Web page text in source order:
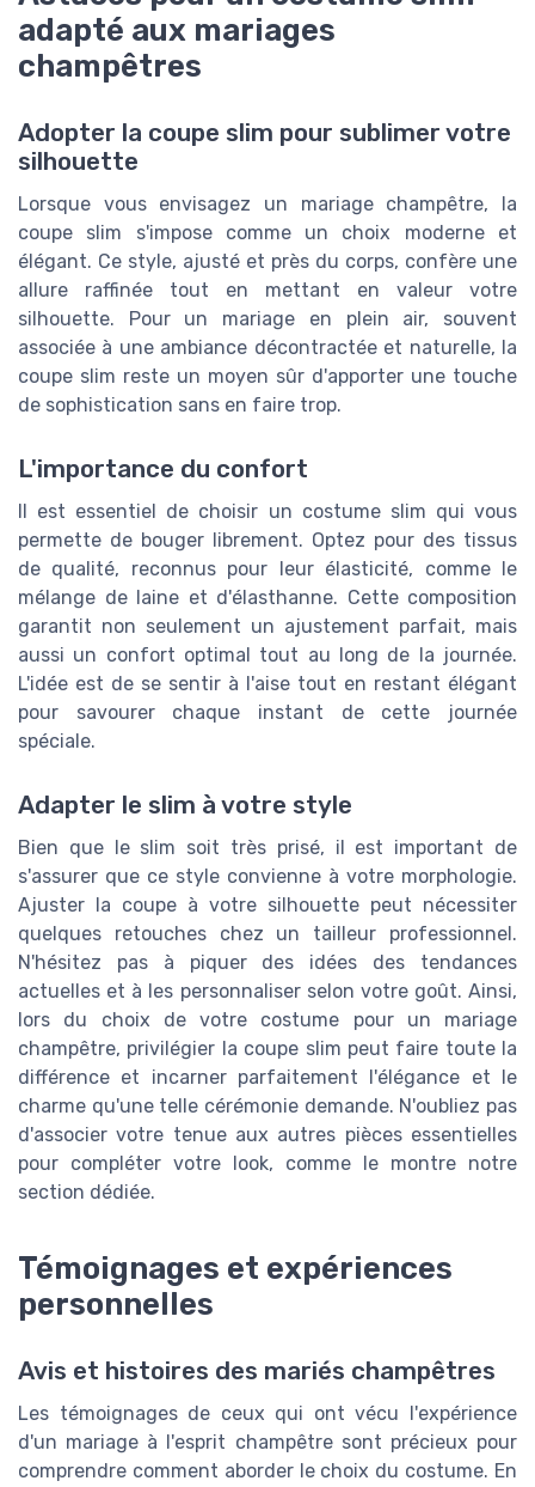
adapté aux mariages
champêtres
Adopter la coupe slim pour sublimer votre
silhouette
Lorsque vous envisagez un mariage champêtre, la
coupe slim s'impose comme un choix moderne et
élégant. Ce style, ajusté et près du corps, confère une
allure raffinée tout en mettant en valeur votre
silhouette. Pour un mariage en plein air, souvent
associée à une ambiance décontractée et naturelle, la
coupe slim reste un moyen sûr d'apporter une touche
de sophistication sans en faire trop.
L'importance du confort
Il est essentiel de choisir un costume slim qui vous
permette de bouger librement. Optez pour des tissus
de qualité, reconnus pour leur élasticité, comme le
mélange de laine et d'élasthanne. Cette composition
garantit non seulement un ajustement parfait, mais
aussi un confort optimal tout au long de la journée.
L'idée est de se sentir à l'aise tout en restant élégant
pour savourer chaque instant de cette journée
spéciale.
Adapter le slim à votre style
Bien que le slim soit très prisé, il est important de
s'assurer que ce style convienne à votre morphologie.
Ajuster la coupe à votre silhouette peut nécessiter
quelques retouches chez un tailleur professionnel.
N'hésitez pas à piquer des idées des tendances
actuelles et à les personnaliser selon votre goût. Ainsi,
lors du choix de votre costume pour un mariage
champêtre, privilégier la coupe slim peut faire toute la
différence et incarner parfaitement l'élégance et le
charme qu'une telle cérémonie demande. N'oubliez pas
d'associer votre tenue aux autres pièces essentielles
pour compléter votre look, comme le montre notre
section dédiée.
Témoignages et expériences
personnelles
Avis et histoires des mariés champêtres
Les témoignages de ceux qui ont vécu l'expérience
d'un mariage à l'esprit champêtre sont précieux pour
comprendre comment aborder le choix du costume. En